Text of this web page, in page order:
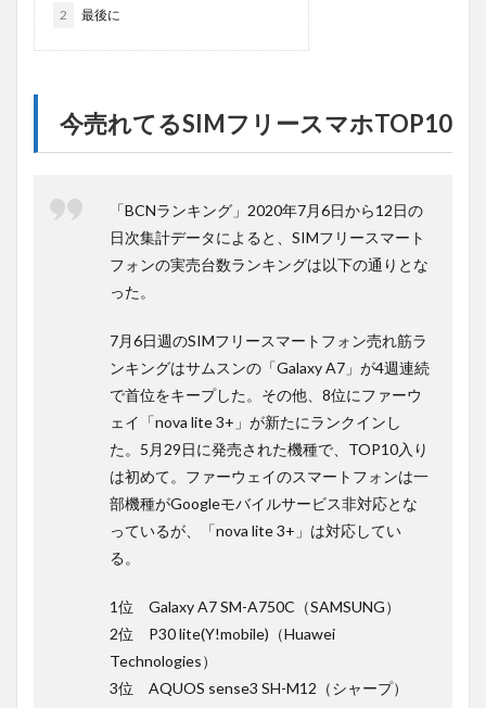
2 最後に
今売れてるSIMフリースマホTOP10
「BCNランキング」2020年7月6日から12日の
日次集計データによると、SIMフリースマート
フォンの実売台数ランキングは以下の通りとな
った。
7月6日週のSIMフリースマートフォン売れ筋ラ
ンキングはサムスンの「Galaxy A7」が4週連続
で首位をキープした。その他、8位にファーウ
ェイ「nova lite 3+」が新たにランクインし
た。5月29日に発売された機種で、TOP10入り
は初めて。ファーウェイのスマートフォンは一
部機種がGoogleモバイルサービス非対応とな
っているが、「nova lite 3+」は対応してい
る。
1位 Galaxy A7 SM-A750C（SAMSUNG）
2位 P30 lite(Y!mobile)（Huawei
Technologies）
3位 AQUOS sense3 SH-M12（シャープ）